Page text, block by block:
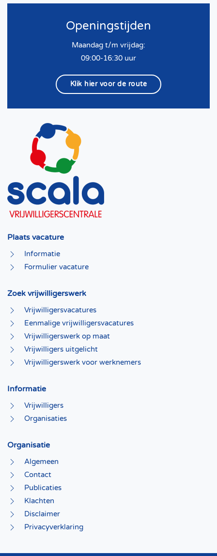
Openingstijden
Maandag t/m vrijdag:
09:00-16:30 uur
Klik hier voor de route
Plaats vacature
Informatie
Formulier vacature
Zoek vrijwilligerswerk
Vrijwilligersvacatures
Eenmalige vrijwilligersvacatures
Vrijwilligerswerk op maat
Vrijwilligers uitgelicht
Vrijwilligerswerk voor werknemers
Informatie
Vrijwilligers
Organisaties
Organisatie
Algemeen
Contact
Publicaties
Klachten
Disclaimer
Privacyverklaring